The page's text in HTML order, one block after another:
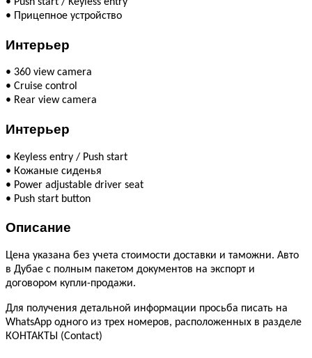
• Прицепное устройство
Интерьер
• 360 view camera
• Cruise control
• Rear view camera
Интерьер
• Keyless entry / Push start
• Кожаные сиденья
• Power adjustable driver seat
• Push start button
Описание
Цена указана без учета стоимости доставки и таможни. Авто
в Дубае с полным пакетом документов на экспорт и
договором купли-продажи.
Для получения детальной информации просьба писать на
WhatsApp одного из трех номеров, расположенных в разделе
КОНТАКТЫ (Contact)